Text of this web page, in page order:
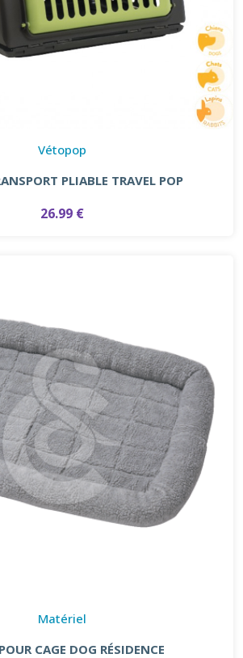
Vétopop
PLIABLE TRAVEL POP
26.99 €
Matériel
CAGE DOG RÉSIDENCE